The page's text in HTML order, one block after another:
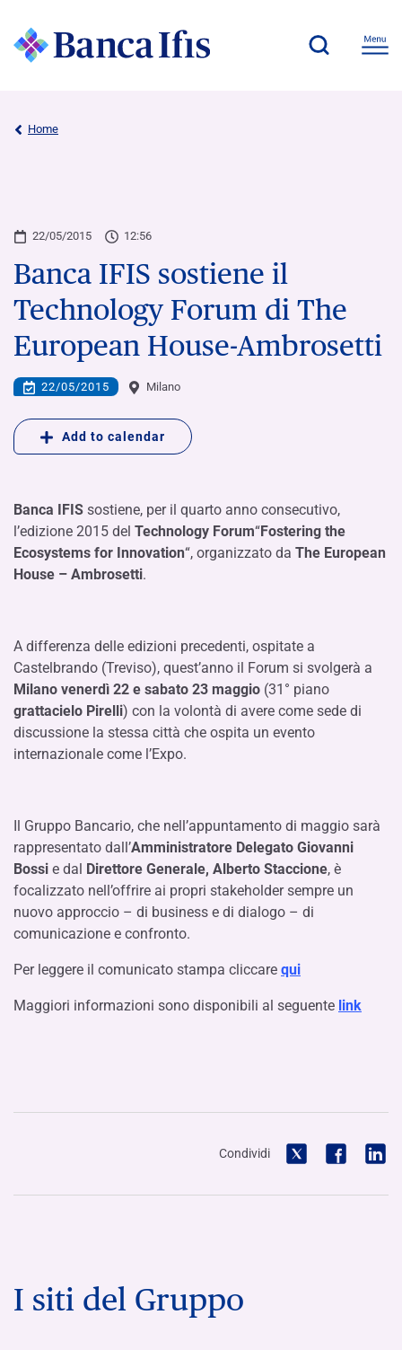
Home
22/05/2015 12:56
Banca IFIS sostiene il
Technology Forum di The
European House-Ambrosetti
22/05/2015 Milano
Add to calendar
Banca IFIS sostiene, per il quarto anno consecutivo,
l’edizione 2015 del Technology Forum“Fostering the
Ecosystems for Innovation“, organizzato da The European
House – Ambrosetti.
A differenza delle edizioni precedenti, ospitate a
Castelbrando (Treviso), quest’anno il Forum si svolgerà a
Milano venerdì 22 e sabato 23 maggio (31° piano
grattacielo Pirelli) con la volontà di avere come sede di
discussione la stessa città che ospita un evento
internazionale come l’Expo.
Il Gruppo Bancario, che nell’appuntamento di maggio sarà
rappresentato dall’Amministratore Delegato Giovanni
Bossi e dal Direttore Generale, Alberto Staccione, è
focalizzato nell’offrire ai propri stakeholder sempre un
nuovo approccio – di business e di dialogo – di
comunicazione e confronto.
Per leggere il comunicato stampa cliccare qui
Maggiori informazioni sono disponibili al seguente link
Condividi
I siti del Gruppo